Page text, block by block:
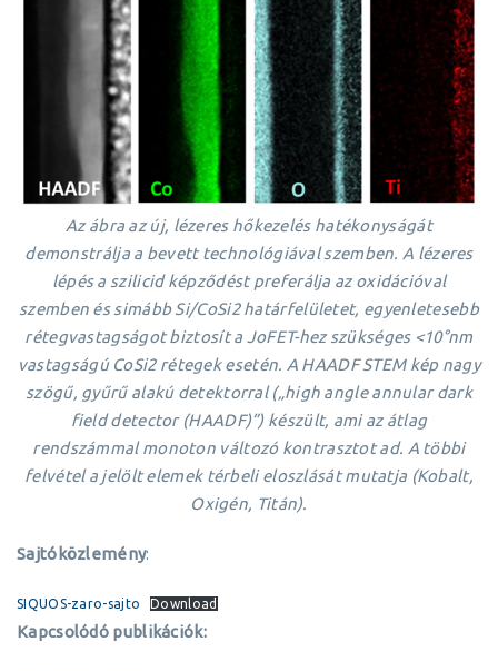
Az ábra az új, lézeres hőkezelés hatékonyságát
demonstrálja a bevett technológiával szemben. A lézeres
lépés a szilicid képződést preferálja az oxidációval
szemben és simább Si/CoSi2 határfelületet, egyenletesebb
rétegvastagságot biztosít a JoFET-hez szükséges <10°nm
vastagságú CoSi2 rétegek esetén. A HAADF STEM kép nagy
szögű, gyűrű alakú detektorral („high angle annular dark
field detector (HAADF)”) készült, ami az átlag
rendszámmal monoton változó kontrasztot ad. A többi
felvétel a jelölt elemek térbeli eloszlását mutatja (Kobalt,
Oxigén, Titán).
Sajtóközlemény:
SIQUOS-zaro-sajto Download
Kapcsolódó publikációk: